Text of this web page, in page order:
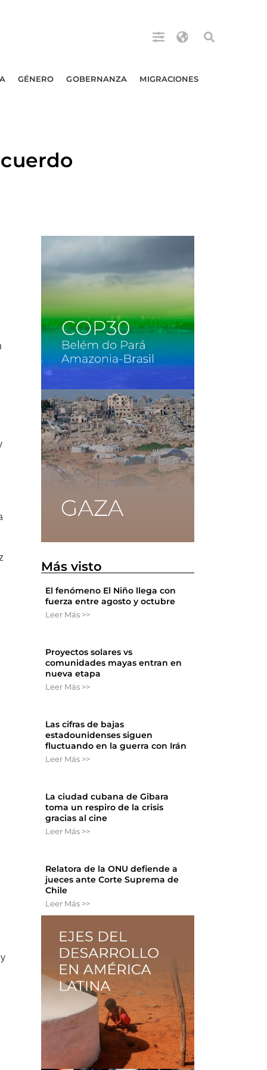
GÉNERO GOBERNANZA MIGRACIONES
Más visto
El fenómeno El Niño llega con
fuerza entre agosto y octubre
Leer Más >>
Proyectos solares vs
comunidades mayas entran en
nueva etapa
Leer Más >>
Las cifras de bajas
estadounidenses siguen
fluctuando en la guerra con Irán
Leer Más >>
La ciudad cubana de Gibara
toma un respiro de la crisis
gracias al cine
Leer Más >>
Relatora de la ONU defiende a
jueces ante Corte Suprema de
Chile
Leer Más >>